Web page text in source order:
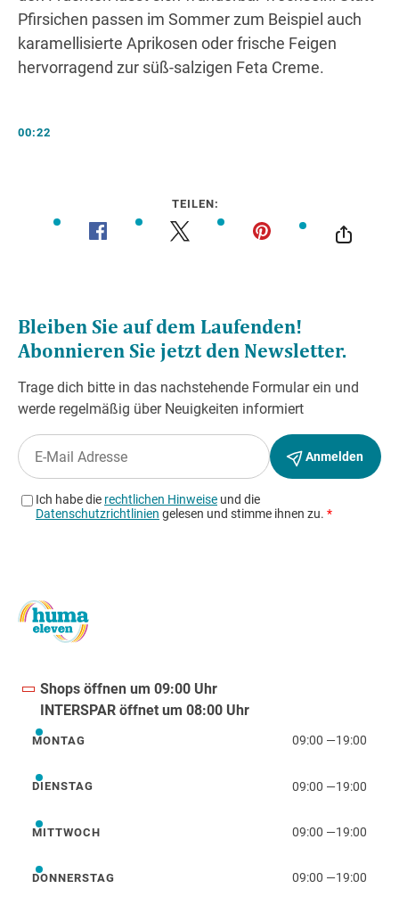
Pfirsichen passen im Sommer zum Beispiel auch
karamellisierte Aprikosen oder frische Feigen
hervorragend zur süß-salzigen Feta Creme.
00:22
TEILEN:
Shops öffnen um 09:00 Uhr
INTERSPAR öffnet um 08:00 Uhr
Montag
MONTAG 09:00 —19:00
Dienstag
DIENSTAG 09:00 —19:00
Mittwoch
MITTWOCH 09:00 —19:00
Donnerstag
DONNERSTAG 09:00 —19:00